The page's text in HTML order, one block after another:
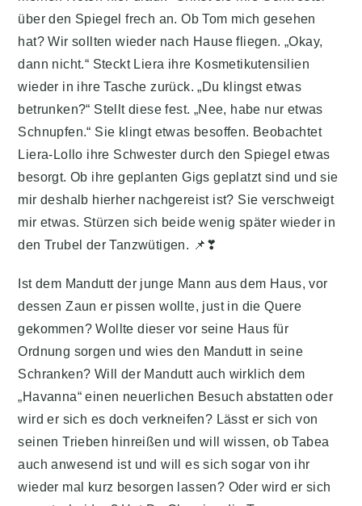
über den Spiegel frech an. Ob Tom mich gesehen
hat? Wir sollten wieder nach Hause fliegen. „Okay,
dann nicht.“ Steckt Liera ihre Kosmetikutensilien
wieder in ihre Tasche zurück. „Du klingst etwas
betrunken?“ Stellt diese fest. „Nee, habe nur etwas
Schnupfen.“ Sie klingt etwas besoffen. Beobachtet
Liera-Lollo ihre Schwester durch den Spiegel etwas
besorgt. Ob ihre geplanten Gigs geplatzt sind und sie
mir deshalb hierher nachgereist ist? Sie verschweigt
mir etwas. Stürzen sich beide wenig später wieder in
den Trubel der Tanzwütigen. 📌❣
Ist dem Mandutt der junge Mann aus dem Haus, vor
dessen Zaun er pissen wollte, just in die Quere
gekommen? Wollte dieser vor seine Haus für
Ordnung sorgen und wies den Mandutt in seine
Schranken? Will der Mandutt auch wirklich dem
„Havanna“ einen neuerlichen Besuch abstatten oder
wird er sich es doch verkneifen? Lässt er sich von
seinen Trieben hinreißen und will wissen, ob Tabea
auch anwesend ist und will es sich sogar von ihr
wieder mal kurz besorgen lassen? Oder wird er sich